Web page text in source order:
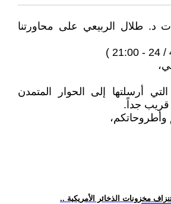
د. طلال الربيعي على محاورتنا
أرسلتها إلى الحوار المتمدن
جداً.
وأطروحاتكم،
مخزونات الذخائر الأمريكية